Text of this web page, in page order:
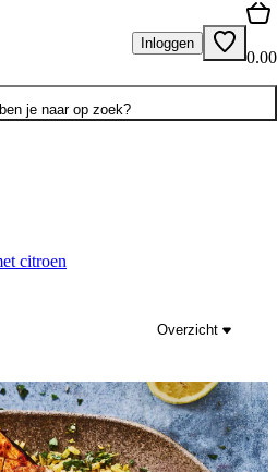
Inloggen
0.00
je naar op zoek?
citroen
Overzicht